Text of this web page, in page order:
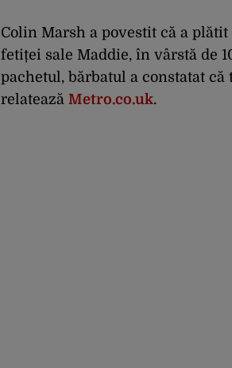
Colin Marsh a povestit că a
fetiței sale Maddie, în vârstă de
pachetul, bărbatul a constatat
relatează Metro.co.uk.